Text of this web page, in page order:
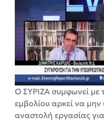
Ο ΣΥΡΙΖΑ συμφωνεί με
εμβολίου αρκεί να
αναστολή εργασίας